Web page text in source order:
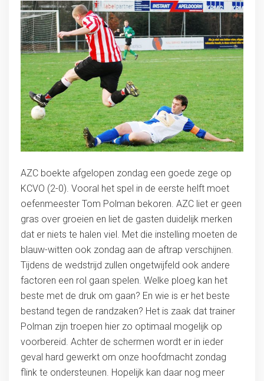
AZC boekte afgelopen zondag een goede zege op
KCVO (2-0). Vooral het spel in de eerste helft moet
oefenmeester Tom Polman bekoren. AZC liet er geen
gras over groeien en liet de gasten duidelijk merken
dat er niets te halen viel. Met die instelling moeten de
blauw-witten ook zondag aan de aftrap verschijnen.
Tijdens de wedstrijd zullen ongetwijfeld ook andere
factoren een rol gaan spelen. Welke ploeg kan het
beste met de druk om gaan? En wie is er het beste
bestand tegen de randzaken? Het is zaak dat trainer
Polman zijn troepen hier zo optimaal mogelijk op
voorbereid. Achter de schermen wordt er in ieder
geval hard gewerkt om onze hoofdmacht zondag
flink te ondersteunen. Hopelijk kan daar nog meer